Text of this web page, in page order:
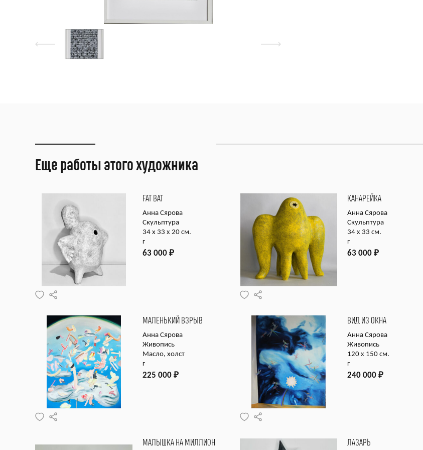
Еще работы этого художника
FAT BAT
Анна Сярова
Скульптура
34 х 33 х 20 см.
г
63 000 ₽
КАНАРЕЙКА
Анна Сярова
Скульптура
34 х 33 см.
г
63 000 ₽
МАЛЕНЬКИЙ ВЗРЫВ
Анна Сярова
Живопись
Масло, холст
г
225 000 ₽
ВИД ИЗ ОКНА
Анна Сярова
Живопись
120 х 150 см.
г
240 000 ₽
МАЛЫШКА НА МИЛЛИОН ЛАЗАРЬ